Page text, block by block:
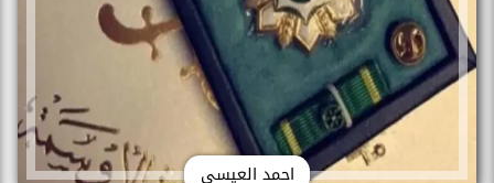
احمد العيسى